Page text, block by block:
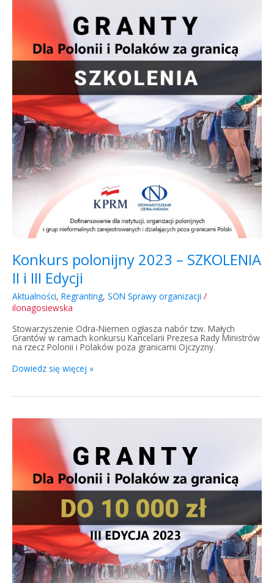
Konkurs polonijny 2023 – SZKOLENIA
II i III Edycji
Aktualności, Regranting, SON Sprawy organizacji /
ilonagosiewska
Stowarzyszenie Odra-Niemen ogłasza nabór tzw. Małych
Grantów w ramach konkursu Kancelarii Prezesa Rady Ministrów
na rzecz Polonii i Polaków poza granicami Ojczyzny.
Dowiedz się więcej »
Konkurs